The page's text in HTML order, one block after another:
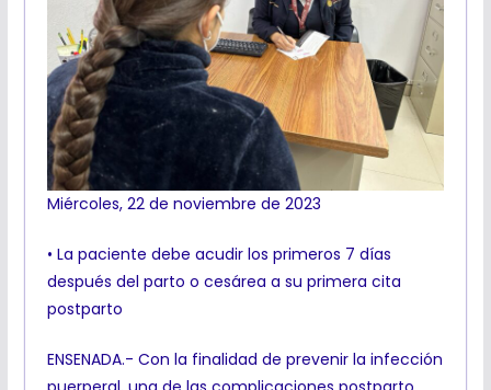
Miércoles, 22 de noviembre de 2023
• La paciente debe acudir los primeros 7 días
después del parto o cesárea a su primera cita
postparto
ENSENADA.- Con la finalidad de prevenir la infección